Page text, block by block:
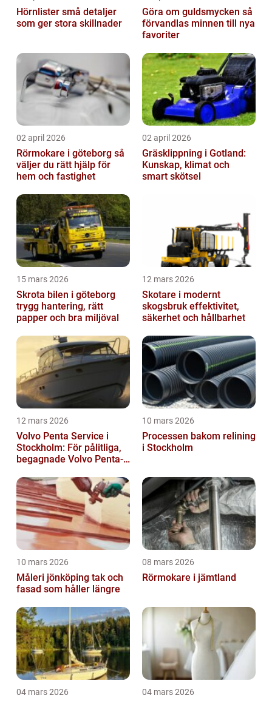
Hörnlister små detaljer
som ger stora skillnader
Göra om guldsmycken så
förvandlas minnen till nya
favoriter
02 april 2026
Rörmokare i göteborg så
väljer du rätt hjälp för
hem och fastighet
02 april 2026
Gräsklippning i Gotland:
Kunskap, klimat och
smart skötsel
15 mars 2026
Skrota bilen i göteborg
trygg hantering, rätt
papper och bra miljöval
12 mars 2026
Skotare i modernt
skogsbruk effektivitet,
säkerhet och hållbarhet
12 mars 2026
Volvo Penta Service i
Stockholm: För pålitliga,
begagnade Volvo Penta-
10 mars 2026
Processen bakom relining
i Stockholm
10 mars 2026
Måleri jönköping tak och
fasad som håller längre
08 mars 2026
Rörmokare i jämtland
04 mars 2026 04 mars 2026